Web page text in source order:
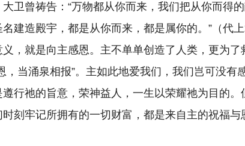
大卫曾祷告：“万物都从你而来，我们把从你而
建造殿宇，都是从你而来，都是属你的。”（代
，就是向主感恩。主不单单创造了人类，更为了
，当涌泉相报”。主如此地爱我们，我们岂可没有
行祂的旨意，荣神益人，一生以荣耀祂为目的
刻牢记所拥有的一切财富，都是来自主的祝福